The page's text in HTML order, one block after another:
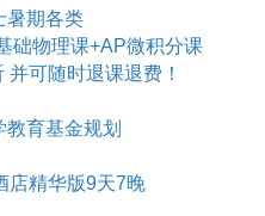
暑期各类
础物理课+AP微积分课
可随时退课退费！
育基金规划
店精华版9天7晚